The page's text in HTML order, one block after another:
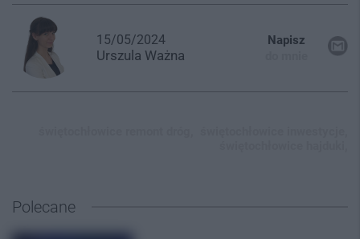
15/05/2024
Urszula Ważna
Napisz
Polecane